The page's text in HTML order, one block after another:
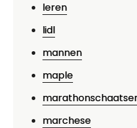
leren
lidl
mannen
maple
marchese